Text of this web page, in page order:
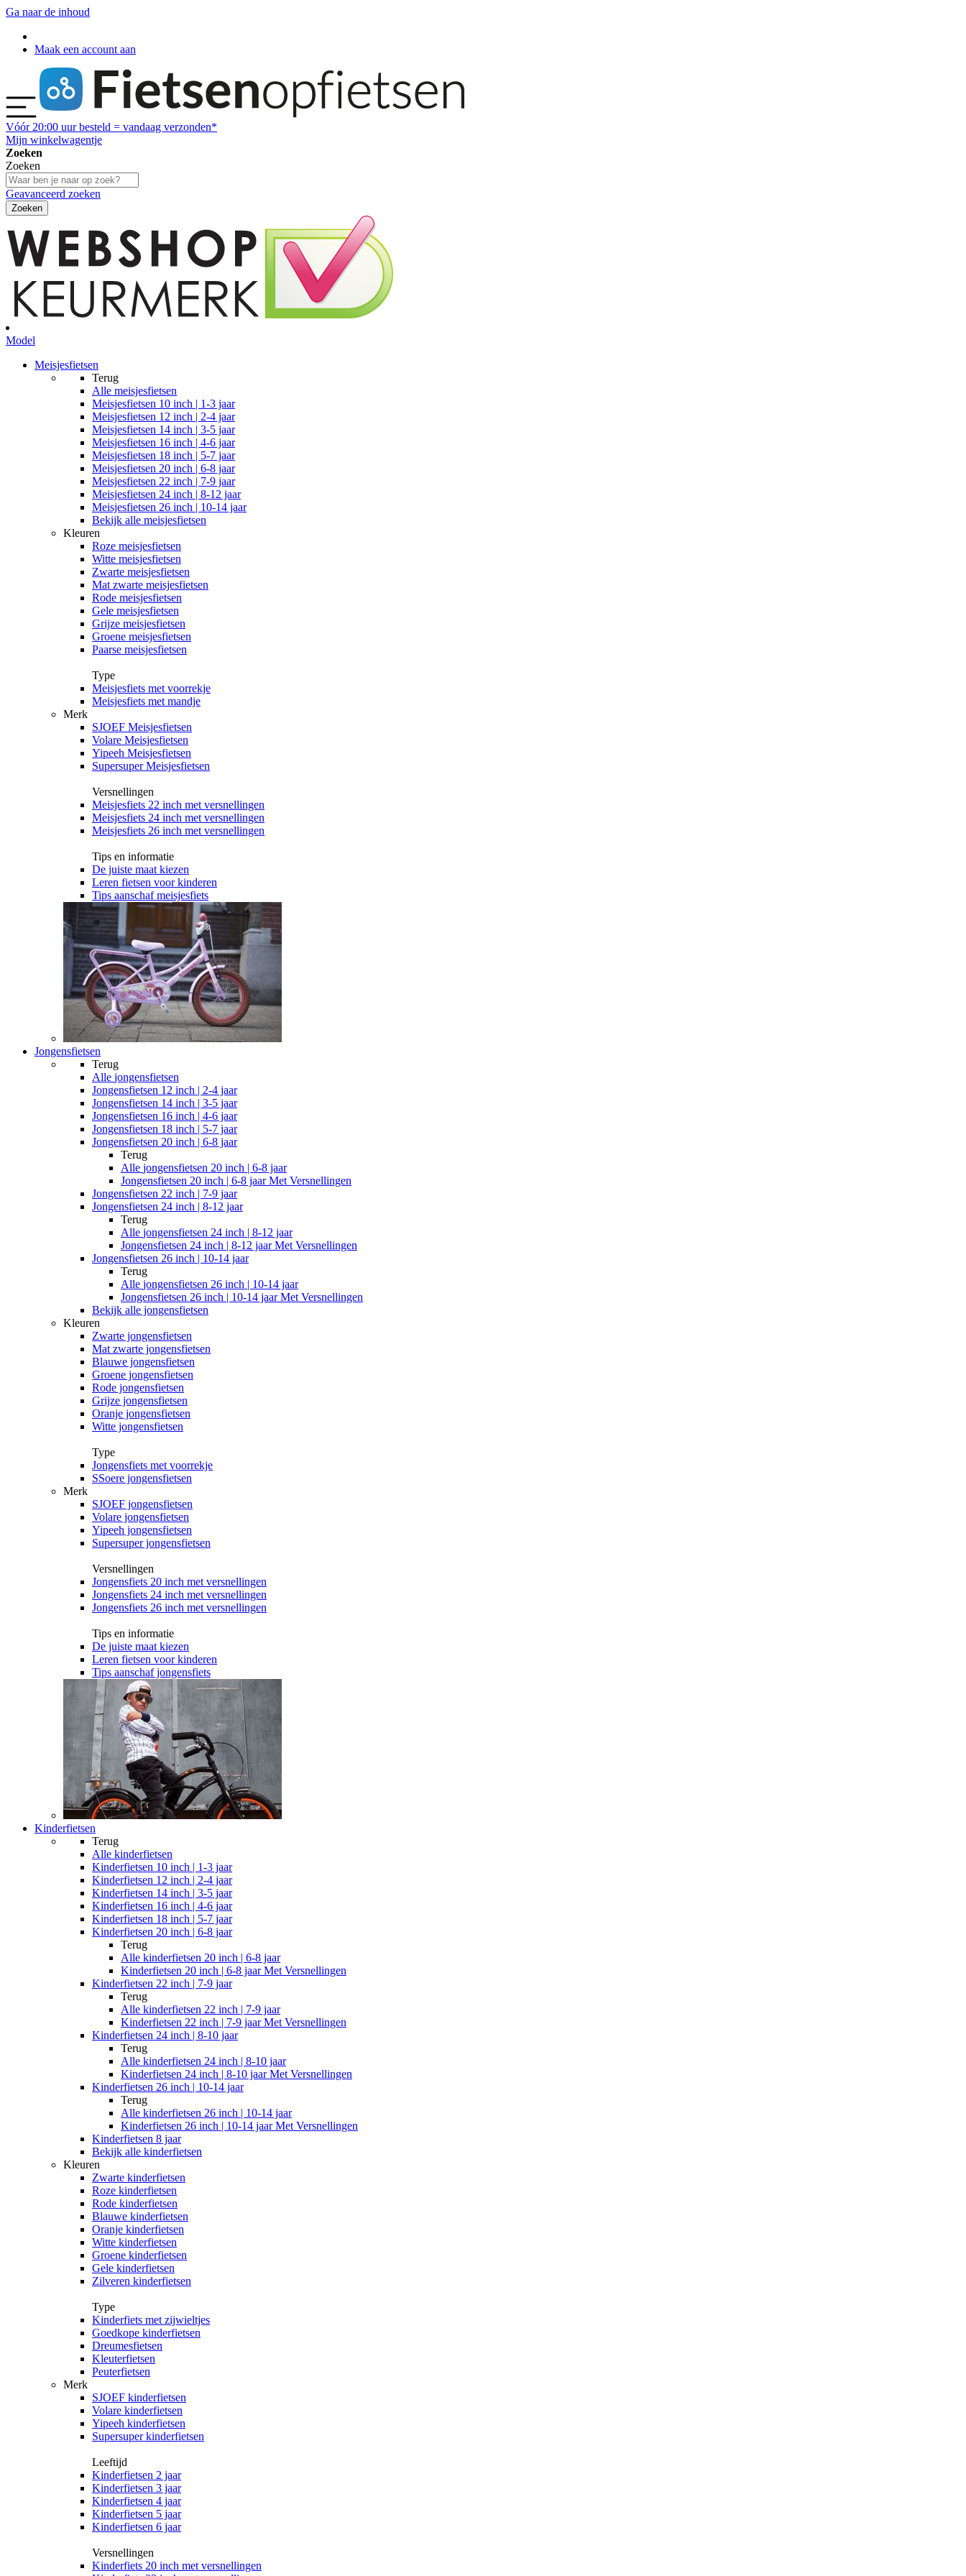
Ga naar de inhoud
Maak een account aan
Vóór 20:00 uur besteld = vandaag verzonden*
Mijn winkelwagentje
Zoeken
Zoeken
Geavanceerd zoeken
Zoeken
Model
Meisjesfietsen
Terug
Alle meisjesfietsen
Meisjesfietsen 10 inch | 1-3 jaar
Meisjesfietsen 12 inch | 2-4 jaar
Meisjesfietsen 14 inch | 3-5 jaar
Meisjesfietsen 16 inch | 4-6 jaar
Meisjesfietsen 18 inch | 5-7 jaar
Meisjesfietsen 20 inch | 6-8 jaar
Meisjesfietsen 22 inch | 7-9 jaar
Meisjesfietsen 24 inch | 8-12 jaar
Meisjesfietsen 26 inch | 10-14 jaar
Bekijk alle meisjesfietsen
Kleuren
Roze meisjesfietsen
Witte meisjesfietsen
Zwarte meisjesfietsen
Mat zwarte meisjesfietsen
Rode meisjesfietsen
Gele meisjesfietsen
Grijze meisjesfietsen
Groene meisjesfietsen
Paarse meisjesfietsen
Type
Meisjesfiets met voorrekje
Meisjesfiets met mandje
Merk
SJOEF Meisjesfietsen
Volare Meisjesfietsen
Yipeeh Meisjesfietsen
Supersuper Meisjesfietsen
Versnellingen
Meisjesfiets 22 inch met versnellingen
Meisjesfiets 24 inch met versnellingen
Meisjesfiets 26 inch met versnellingen
Tips en informatie
De juiste maat kiezen
Leren fietsen voor kinderen
Tips aanschaf meisjesfiets
Jongensfietsen
Terug
Alle jongensfietsen
Jongensfietsen 12 inch | 2-4 jaar
Jongensfietsen 14 inch | 3-5 jaar
Jongensfietsen 16 inch | 4-6 jaar
Jongensfietsen 18 inch | 5-7 jaar
Jongensfietsen 20 inch | 6-8 jaar
Terug
Alle jongensfietsen 20 inch | 6-8 jaar
Jongensfietsen 20 inch | 6-8 jaar Met Versnellingen
Jongensfietsen 22 inch | 7-9 jaar
Jongensfietsen 24 inch | 8-12 jaar
Terug
Alle jongensfietsen 24 inch | 8-12 jaar
Jongensfietsen 24 inch | 8-12 jaar Met Versnellingen
Jongensfietsen 26 inch | 10-14 jaar
Terug
Alle jongensfietsen 26 inch | 10-14 jaar
Jongensfietsen 26 inch | 10-14 jaar Met Versnellingen
Bekijk alle jongensfietsen
Kleuren
Zwarte jongensfietsen
Mat zwarte jongensfietsen
Blauwe jongensfietsen
Groene jongensfietsen
Rode jongensfietsen
Grijze jongensfietsen
Oranje jongensfietsen
Witte jongensfietsen
Type
Jongensfiets met voorrekje
SSoere jongensfietsen
Merk
SJOEF jongensfietsen
Volare jongensfietsen
Yipeeh jongensfietsen
Supersuper jongensfietsen
Versnellingen
Jongensfiets 20 inch met versnellingen
Jongensfiets 24 inch met versnellingen
Jongensfiets 26 inch met versnellingen
Tips en informatie
De juiste maat kiezen
Leren fietsen voor kinderen
Tips aanschaf jongensfiets
Kinderfietsen
Terug
Alle kinderfietsen
Kinderfietsen 10 inch | 1-3 jaar
Kinderfietsen 12 inch | 2-4 jaar
Kinderfietsen 14 inch | 3-5 jaar
Kinderfietsen 16 inch | 4-6 jaar
Kinderfietsen 18 inch | 5-7 jaar
Kinderfietsen 20 inch | 6-8 jaar
Terug
Alle kinderfietsen 20 inch | 6-8 jaar
Kinderfietsen 20 inch | 6-8 jaar Met Versnellingen
Kinderfietsen 22 inch | 7-9 jaar
Terug
Alle kinderfietsen 22 inch | 7-9 jaar
Kinderfietsen 22 inch | 7-9 jaar Met Versnellingen
Kinderfietsen 24 inch | 8-10 jaar
Terug
Alle kinderfietsen 24 inch | 8-10 jaar
Kinderfietsen 24 inch | 8-10 jaar Met Versnellingen
Kinderfietsen 26 inch | 10-14 jaar
Terug
Alle kinderfietsen 26 inch | 10-14 jaar
Kinderfietsen 26 inch | 10-14 jaar Met Versnellingen
Kinderfietsen 8 jaar
Bekijk alle kinderfietsen
Kleuren
Zwarte kinderfietsen
Roze kinderfietsen
Rode kinderfietsen
Blauwe kinderfietsen
Oranje kinderfietsen
Witte kinderfietsen
Groene kinderfietsen
Gele kinderfietsen
Zilveren kinderfietsen
Type
Kinderfiets met zijwieltjes
Goedkope kinderfietsen
Dreumesfietsen
Kleuterfietsen
Peuterfietsen
Merk
SJOEF kinderfietsen
Volare kinderfietsen
Yipeeh kinderfietsen
Supersuper kinderfietsen
Leeftijd
Kinderfietsen 2 jaar
Kinderfietsen 3 jaar
Kinderfietsen 4 jaar
Kinderfietsen 5 jaar
Kinderfietsen 6 jaar
Versnellingen
Kinderfiets 20 inch met versnellingen